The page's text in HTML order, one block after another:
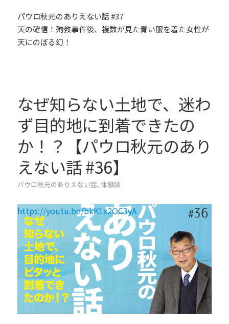
パウロ秋元のありえない話 #37
天の確信！殉教事件後、複数が見た青い服を着た女性が
天にのぼる幻！
なぜ知らない土地で、迷わ
ず目的地に到着できたの
か！？【パウロ秋元のあり
えない話 #36】
パウロ秋元のありえない話, 体験談
https://youtu.be/bkK1x2OC3yA